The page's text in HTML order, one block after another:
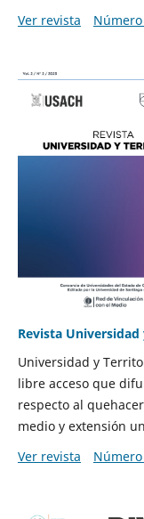
Ver revista
Revista
Universidad y
libre acceso que
respecto al
medio y extensión
Ver revista